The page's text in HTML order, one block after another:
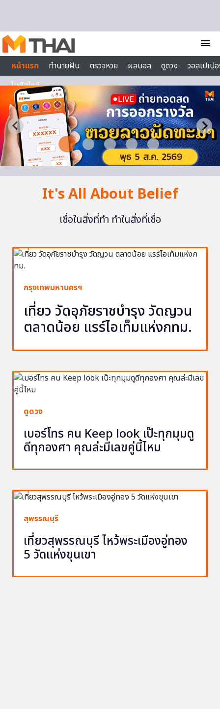
menu
หน้าแรก
ทำนายฝัน ตรวจหวย ผลบอล ดูดวง
วอลเปเป
ไลฟ์สไตล์
It's All About Belief
เชื่อในสิ่งที่ทำ ทำในสิ่งที่เชื่อ
กรุงเทพมหานครฯ
เที่ยว วัดอุภัยราชบำรุง วัดญวน
ตลาดน้อย แรร์ไอเท็มแห่งกทม.
ดูดวง
เบอร์โทร คน Keep look เป๊ะทุกมุมดู
ดีทุกองศา คุณล่ะมีเลขคู่นี้ไหม
สุพรรณบุรี
เที่ยวสุพรรณบุรี ไหว้พระเมืองอู่ทอง
5 วัดแห่งขุนเขา